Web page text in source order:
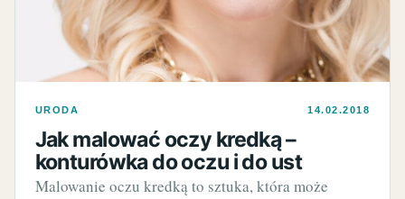
URODA 14.02.2018
Jak malować oczy kredką –
konturówka do oczu i do ust
Malowanie oczu kredką to sztuka, która może